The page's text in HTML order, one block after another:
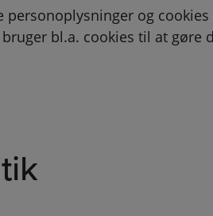
personoplysninger og
bl.a. cookies til at gøre